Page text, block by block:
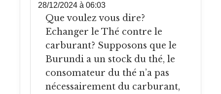
28/12/2024 à 06:03
Que voulez vous dire?
Echanger le Thé contre le
carburant? Supposons que le
Burundi a un stock du thé, le
consomateur du thé n’a pas
nécessairement du carburant,